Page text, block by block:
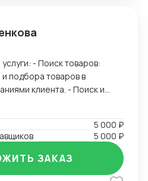
товаров:
подбора товаров в
клиента. - Поиск и
и проверка
поставщиков
клиентами были как
малые предприятия.
вы можете быть уверены в
5 000 ₽
5 000 ₽
ЗАКАЗ